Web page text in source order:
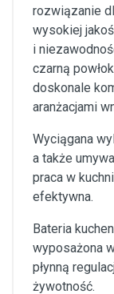
rozwiązanie
wysokiej
i
czarną
doskonale
aranżacjami
Wyciągana
a także
praca w
efektywna.
Bateria
wyposażona
płynną
żywotność.